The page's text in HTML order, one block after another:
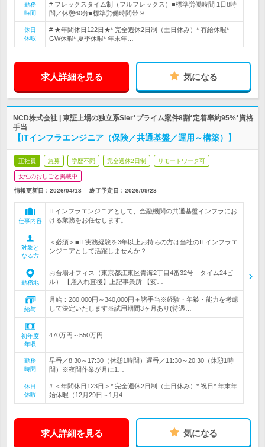
勤務
時間
# フレックスタイム制（フルフレックス）■標準労働時間 1日8時
間／休憩60分■標準労働時間帯 9:…
休日
休暇
# ★年間休日122日★* 完全週休2日制（土日休み）* 有給休暇*
GW休暇* 夏季休暇* 年末年…
求人詳細を見る 気になる
NCD株式会社 | 東証上場の独立系SIer*プライム案件8割*定着率約95%*資格
手当
【ITインフラエンジニア（保険／共通基盤／運用～構築）】
正社員 急募 学歴不問 完全週休2日制 リモートワーク可
女性のおしごと掲載中
情報更新日：2026/04/13 終了予定日： 2026/09/28
仕事内容
ITインフラエンジニアとして、金融機関の共通基盤インフラにお
ける業務をお任せします。
対象と
なる方
＜必須＞■IT実務経験を3年以上お持ちの方は当社のITインフラエ
ンジニアとして活躍しませんか？
勤務地
お台場オフィス（東京都江東区青海2丁目4番32号 タイム24ビ
ル） 【雇入れ直後】上記事業所 【変…
給与
月給：280,000円～340,000円＋諸手当※経験・年齢・能力を考慮
して決定いたします※試用期間3ヶ月あり(待遇…
初年度
年収
470万円～550万円
勤務
時間
早番／8:30～17:30（休憩1時間）遅番／11:30～20:30（休憩1時
間）※夜間作業が月に1…
休日
休暇
# ＜年間休日123日＞* 完全週休2日制（土日休み）* 祝日* 年末年
始休暇（12月29日～1月4…
求人詳細を見る 気になる